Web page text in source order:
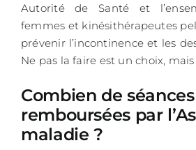
Autorité de Santé et
femmes et kinésithérapeutes
prévenir l’incontinence et les
Ne pas la faire est un choix,
Combien de
remboursées par
maladie ?